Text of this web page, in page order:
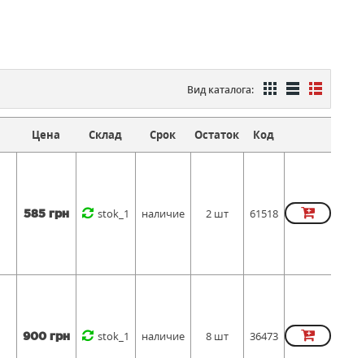
Вид каталога:
Цена Склад Срок Остаток Код
585 грн stok_1 наличие 2 шт 61518
900 грн stok_1 наличие 8 шт 36473